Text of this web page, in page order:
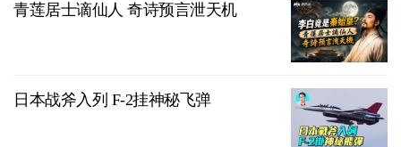
青莲居士谪仙人 奇诗预言泄天机
日本战斧入列 F-2挂神秘飞弹